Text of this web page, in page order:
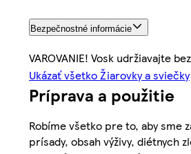
Bezpečnostné informácie
VAROVANIE! Vosk udržiavajte
Ukázať všetko Žiarovky a sviečky
Príprava a použitie
Robíme všetko pre to, aby
prísady, obsah výživy, diétnych